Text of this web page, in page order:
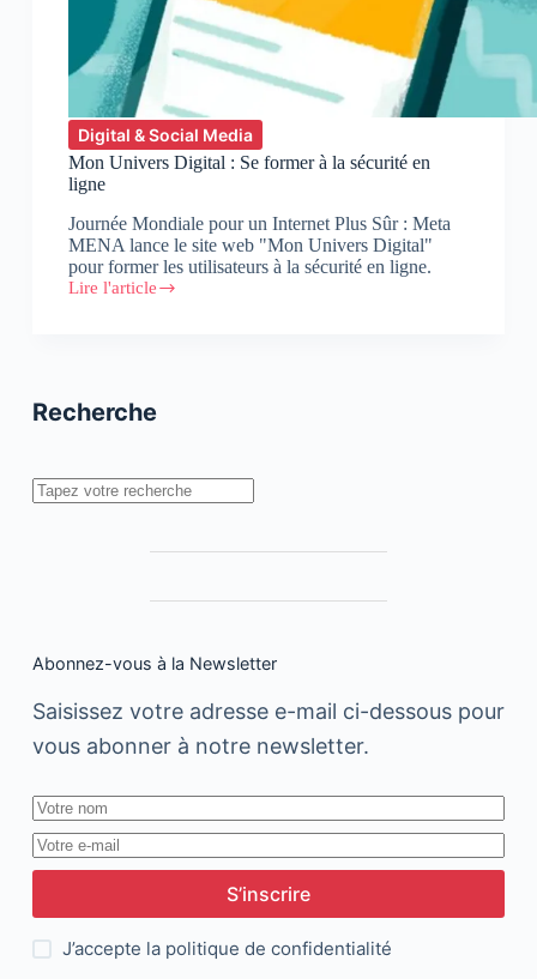
Digital & Social Media
Mon Univers Digital : Se former à la sécurité en
ligne
Journée Mondiale pour un Internet Plus Sûr : Meta
MENA lance le site web "Mon Univers Digital"
pour former les utilisateurs à la sécurité en ligne.
Lire l'article
Mon
à
en
ligne
Recherche
Rechercher
Abonnez-vous à la Newsletter
Saisissez votre adresse e-mail ci-dessous pour
vous abonner à notre newsletter.
S’inscrire
J’accepte la politique de confidentialité